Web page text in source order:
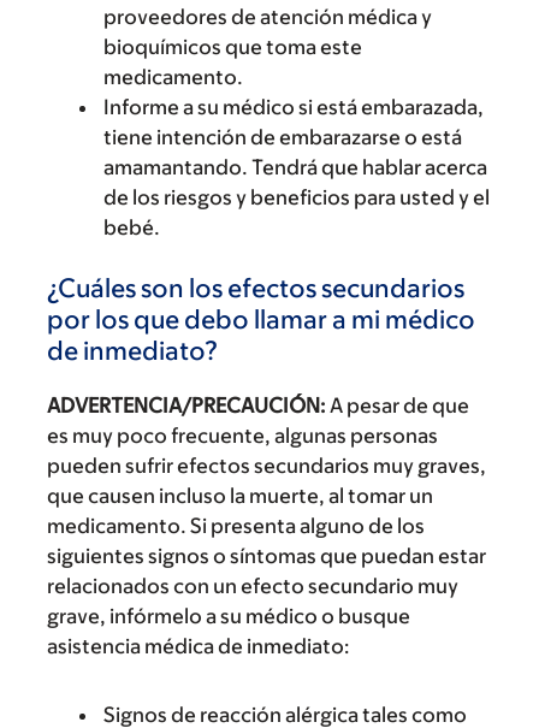
proveedores de atención médica y
bioquímicos que toma este
medicamento.
Informe a su médico si está embarazada,
tiene intención de embarazarse o está
amamantando. Tendrá que hablar acerca
de los riesgos y beneficios para usted y el
bebé.
¿Cuáles son los efectos secundarios
por los que debo llamar a mi médico
de inmediato?
ADVERTENCIA/PRECAUCIÓN: A pesar de que
es muy poco frecuente, algunas personas
pueden sufrir efectos secundarios muy graves,
que causen incluso la muerte, al tomar un
medicamento. Si presenta alguno de los
siguientes signos o síntomas que puedan estar
relacionados con un efecto secundario muy
grave, infórmelo a su médico o busque
asistencia médica de inmediato:
Signos de reacción alérgica tales como